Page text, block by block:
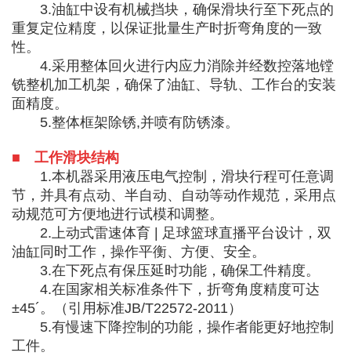
3.油缸中设有机械挡块，确保滑块行至下死点的
重复定位精度，以保证批量生产时折弯角度的一致
性。
4.采用整体回火进行内应力消除并经数控落地镗
铣整机加工机架，确保了油缸、导轨、工作台的安装
面精度。
5.整体框架除锈,并喷有防锈漆。
■ 工作滑块结构
1.本机器采用液压电气控制，滑块行程可任意调
节，并具有点动、半自动、自动等动作规范，采用点
动规范可方便地进行试模和调整。
2.上动式雷速体育 | 足球篮球直播平台设计，双
油缸同时工作，操作平衡、方便、安全。
3.在下死点有保压延时功能，确保工件精度。
4.在国家相关标准条件下，折弯角度精度可达
±45´。（引用标准JB/T22572-2011）
5.有慢速下降控制的功能，操作者能更好地控制
工件。